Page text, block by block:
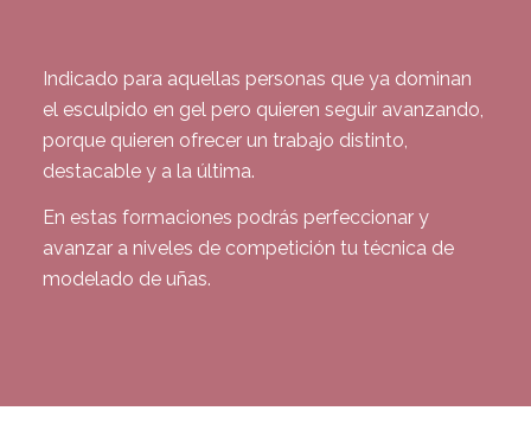
Indicado para aquellas personas que ya dominan
el esculpido en gel pero quieren seguir avanzando,
porque quieren ofrecer un trabajo distinto,
destacable y a la última.
En estas formaciones podrás perfeccionar y
avanzar a niveles de competición tu técnica de
modelado de uñas.